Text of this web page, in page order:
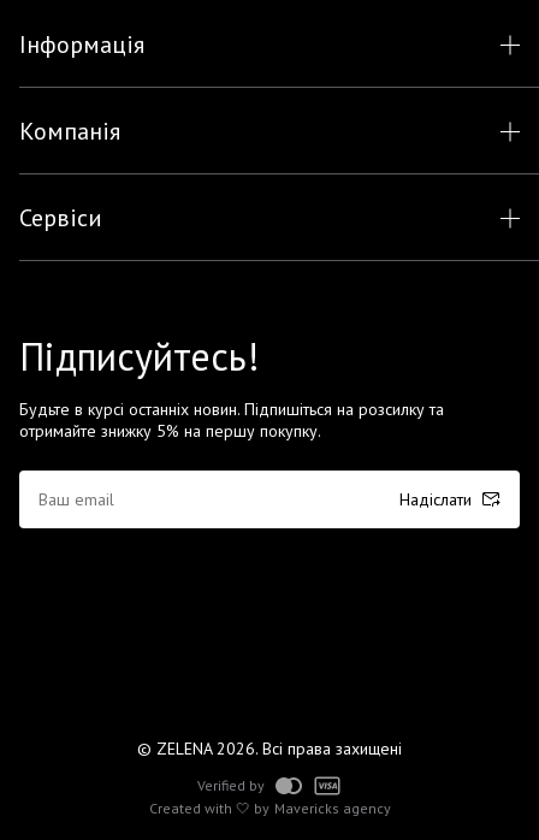
Інформація
Компанія
Сервіси
Підписуйтесь!
Будьте в курсі останніх новин. Підпишіться на розсилку та
отримайте знижку 5% на першу покупку.
Надіслати
© ZELENA 2026. Всі права захищені
Created with 🤍 by Mavericks agency
Verified by